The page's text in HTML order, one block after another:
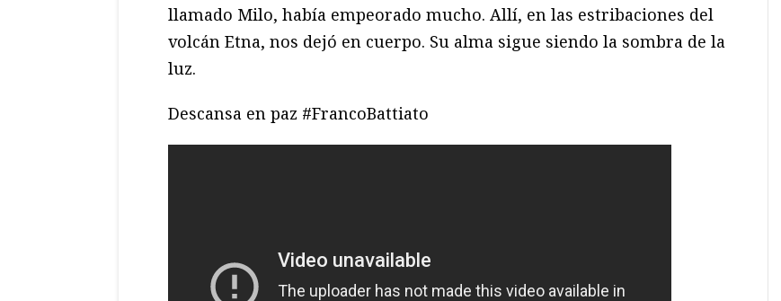
llamado Milo, había empeorado mucho. Allí, en las estribaciones del
volcán Etna, nos dejó en cuerpo. Su alma sigue siendo la sombra de la
luz.
Descansa en paz #FrancoBattiato